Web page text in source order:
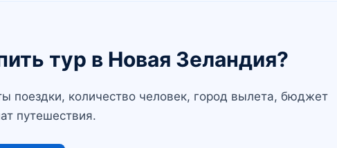
тур в Новая Зеландия?
поездки, количество человек, город вылета, бюджет
путешествия.